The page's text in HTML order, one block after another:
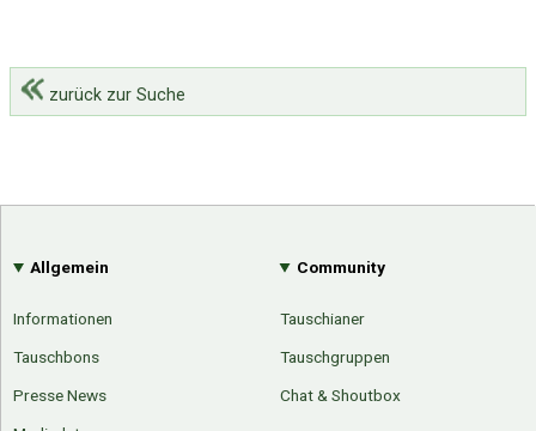
zurück zur Suche
Allgemein
Informationen
Tauschbons
Presse News
Community
Tauschianer
Tauschgruppen
Chat & Shoutbox